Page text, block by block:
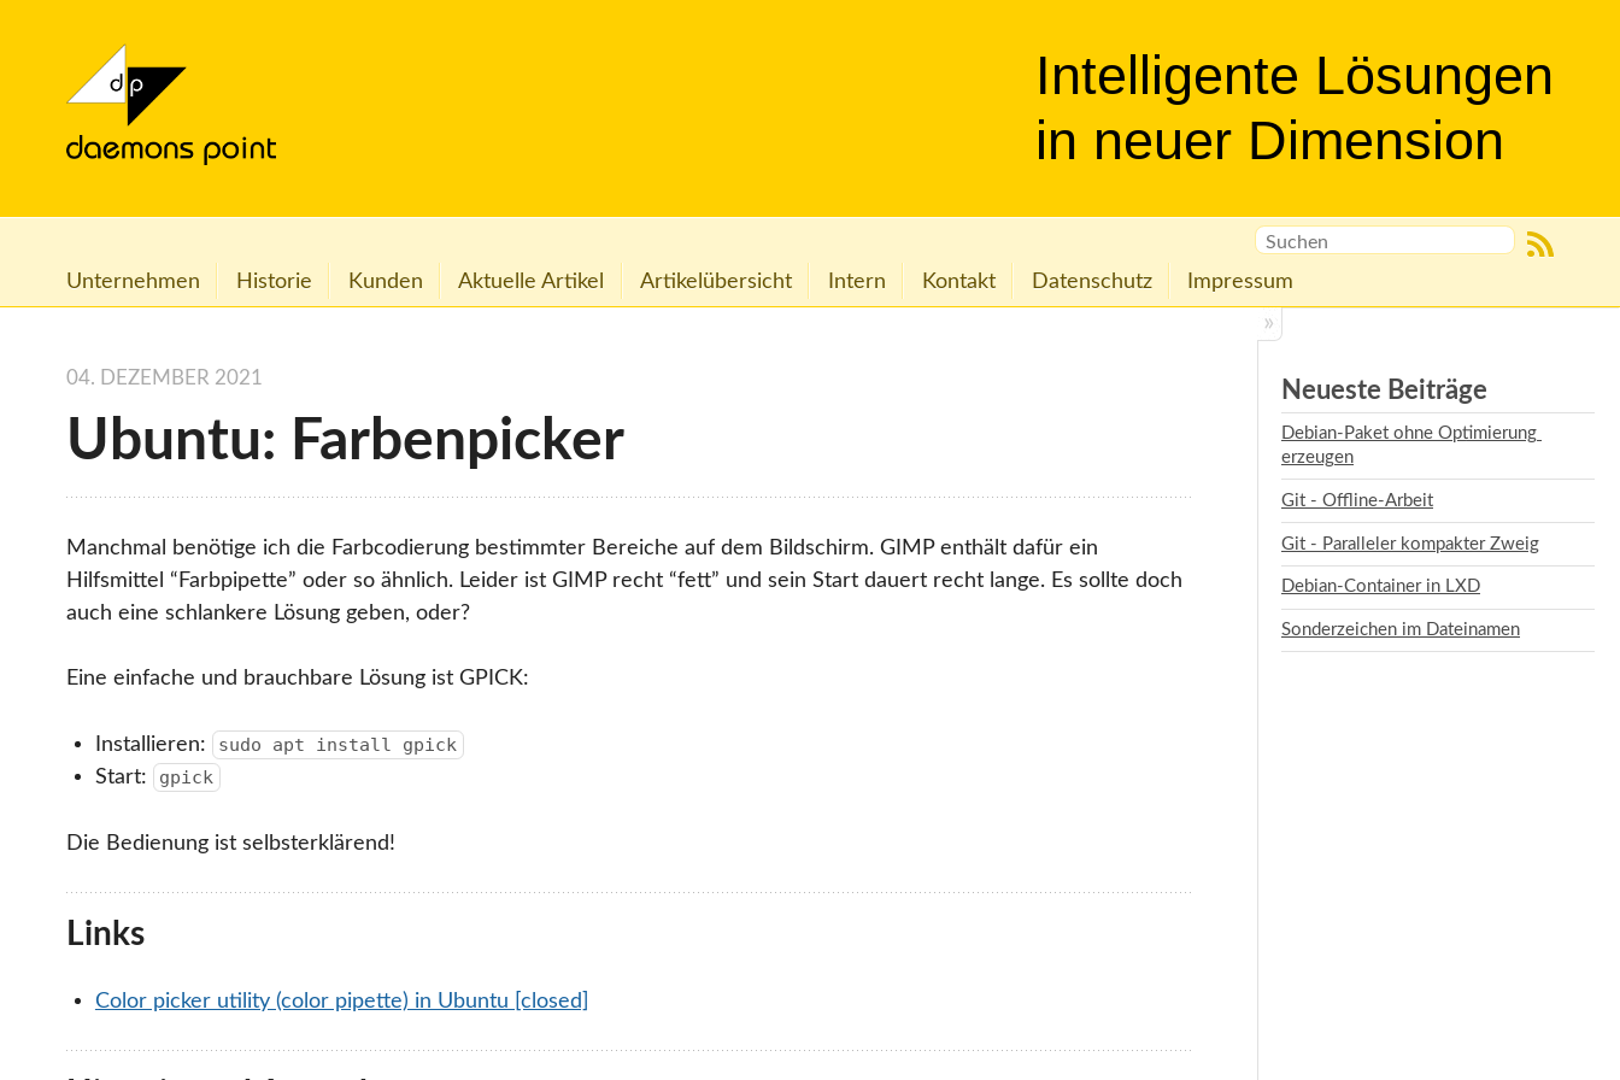
Intelligente Lösungen
in neuer Dimension
Unternehmen Historie Kunden Aktuelle Artikel Artikelübersicht Intern Kontakt Datenschutz Impressum
Ubuntu: Farbenpicker
04. DEZEMBER 2021
Manchmal benötige ich die Farbcodierung bestimmter Bereiche auf dem Bildschirm. GIMP enthält dafür ein
Hilfsmittel “Farbpipette” oder so ähnlich. Leider ist GIMP recht “fett” und sein Start dauert recht lange. Es sollte doch
auch eine schlankere Lösung geben, oder?
Eine einfache und brauchbare Lösung ist GPICK:
Installieren: sudo apt install gpick
Start: gpick
Die Bedienung ist selbsterklärend!
Links
Color picker utility (color pipette) in Ubuntu [closed]
Neueste Beiträge
Debian-Paket ohne Optimierung
erzeugen
Git - Offline-Arbeit
Git - Paralleler kompakter Zweig
Debian-Container in LXD
Sonderzeichen im Dateinamen